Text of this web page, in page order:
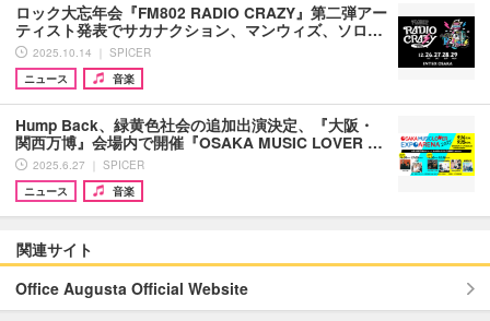
ロック大忘年会『FM802 RADIO CRAZY』第二弾アー
ティスト発表でサカナクション、マンウィズ、ソロ…
2025.10.14 ｜ SPICER
ニュース
音楽
Hump Back、緑黄色社会の追加出演決定、『大阪・
関西万博』会場内で開催『OSAKA MUSIC LOVER …
2025.6.27 ｜ SPICER
ニュース
音楽
関連サイト
Office Augusta Official Website